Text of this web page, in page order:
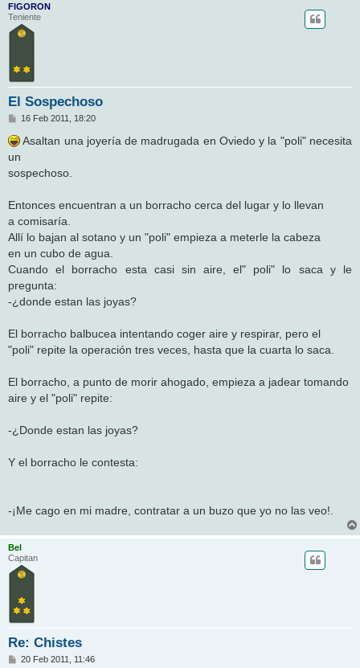
FIGORON
Teniente
El Sospechoso
M
n
s
a
j
e
16 Feb 2011, 18:20
Asaltan una joyería de madrugada en Oviedo y la "poli" necesita
un
sospechoso.
Entonces encuentran a un borracho cerca del lugar y lo llevan
a comisaría.
Allí lo bajan al sotano y un "poli" empieza a meterle la cabeza
en un cubo de agua.
Cuando el borracho esta casi sin aire, el" poli" lo saca y le
pregunta:
-¿donde estan las joyas?
El borracho balbucea intentando coger aire y respirar, pero el
"poli" repite la operación tres veces, hasta que la cuarta lo saca.
El borracho, a punto de morir ahogado, empieza a jadear tomando
aire y el "poli" repite:
-¿Donde estan las joyas?
Y el borracho le contesta:
-¡Me cago en mi madre, contratar a un buzo que yo no las veo!.
Bel
Capitan
Re: Chistes
M
20 Feb 2011, 11:46